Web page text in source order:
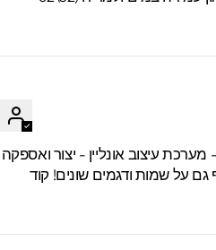
עיצוב אונליין - יצור ואספקה
על שמות ודגמים שונים! קוד